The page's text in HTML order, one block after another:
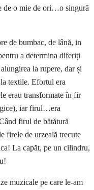
de o mie de ori…o singură
de bumbac, de lână, in
a determina diferiți
la rupere, dar și
textile. Efortul era
erau transformate în fir
iar firul…era
firul de bătătură
firele de urzeală trecute
La capăt, pe un cilindru,
muzicale pe care le-am